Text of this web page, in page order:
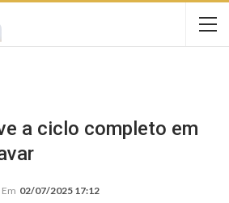
a ciclo completo em
Em 02/07/2025 17:12